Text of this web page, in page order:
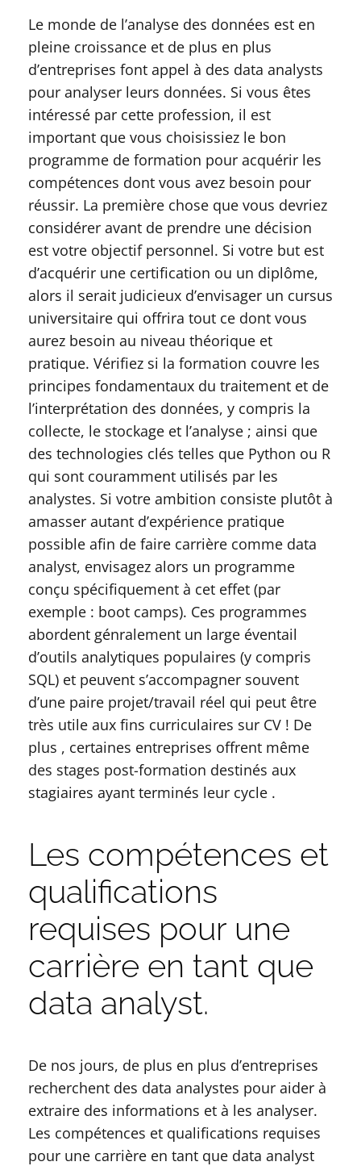
Le monde de l’analyse des données est en
pleine croissance et de plus en plus
d’entreprises font appel à des data analysts
pour analyser leurs données. Si vous êtes
intéressé par cette profession, il est
important que vous choisissiez le bon
programme de formation pour acquérir les
compétences dont vous avez besoin pour
réussir. La première chose que vous devriez
considérer avant de prendre une décision
est votre objectif personnel. Si votre but est
d’acquérir une certification ou un diplôme,
alors il serait judicieux d’envisager un cursus
universitaire qui offrira tout ce dont vous
aurez besoin au niveau théorique et
pratique. Vérifiez si la formation couvre les
principes fondamentaux du traitement et de
l’interprétation des données, y compris la
collecte, le stockage et l’analyse ; ainsi que
des technologies clés telles que Python ou R
qui sont couramment utilisés par les
analystes. Si votre ambition consiste plutôt à
amasser autant d’expérience pratique
possible afin de faire carrière comme data
analyst, envisagez alors un programme
conçu spécifiquement à cet effet (par
exemple : boot camps). Ces programmes
abordent génralement un large éventail
d’outils analytiques populaires (y compris
SQL) et peuvent s’accompagner souvent
d’une paire projet/travail réel qui peut être
très utile aux fins curriculaires sur CV ! De
plus , certaines entreprises offrent même
des stages post-formation destinés aux
stagiaires ayant terminés leur cycle .
Les compétences et
qualifications
requises pour une
carrière en tant que
data analyst.
De nos jours, de plus en plus d’entreprises
recherchent des data analystes pour aider à
extraire des informations et à les analyser.
Les compétences et qualifications requises
pour une carrière en tant que data analyst